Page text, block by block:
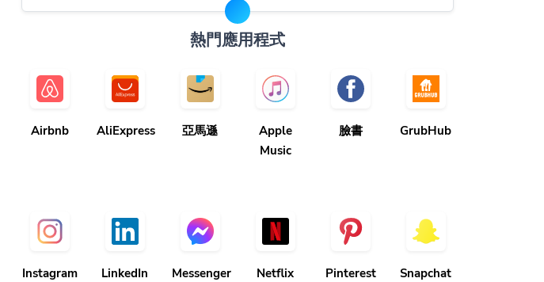
熱門應用程式
Airbnb AliExpress 亞馬遜
Apple
Music
臉書 GrubHub
Instagram LinkedIn Messenger Netflix Pinterest Snapchat